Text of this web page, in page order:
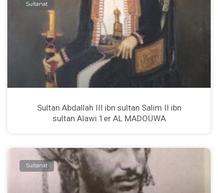
Sultanat
Sultan Abdallah III ibn sultan Salim II ibn
sultan Alawi 1er AL MADOUWA
Sultanat